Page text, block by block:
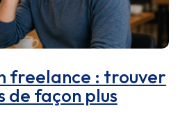
freelance : trouver
de façon plus